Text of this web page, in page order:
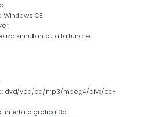
CE
simultan cu alta functie
dvd/vcd/cd/mp3/mpeg4/divx/cd-
interfata grafica 3d